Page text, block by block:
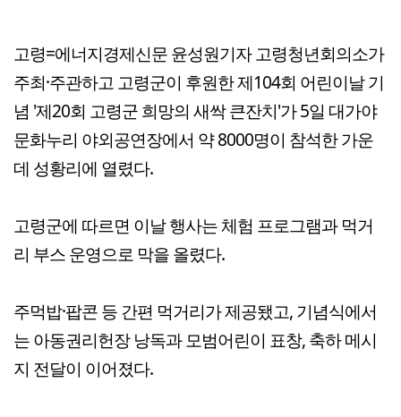
고령=에너지경제신문 윤성원기자 고령청년회의소가
주최·주관하고 고령군이 후원한 제104회 어린이날 기
념 '제20회 고령군 희망의 새싹 큰잔치'가 5일 대가야
문화누리 야외공연장에서 약 8000명이 참석한 가운
데 성황리에 열렸다.
고령군에 따르면 이날 행사는 체험 프로그램과 먹거
리 부스 운영으로 막을 올렸다.
주먹밥·팝콘 등 간편 먹거리가 제공됐고, 기념식에서
는 아동권리헌장 낭독과 모범어린이 표창, 축하 메시
지 전달이 이어졌다.